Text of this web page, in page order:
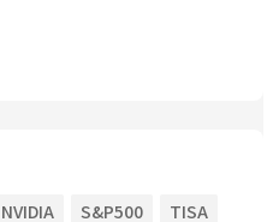
NVIDIA S&P500
TISA